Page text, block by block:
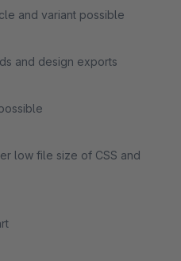
and variant possible
and design exports
low file size of CSS and